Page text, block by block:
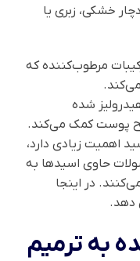
خشکی، زبری یا
مرطوب‌کننده که
شده
پوست کمک می‌کند.
اهمیت زیادی دارد،
حاوی اسیدها به
در اینجا
دهد.
به ترمیم